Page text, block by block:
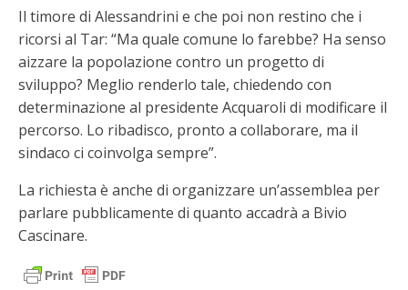
Il timore di Alessandrini e che poi non restino che i
ricorsi al Tar: “Ma quale comune lo farebbe? Ha senso
aizzare la popolazione contro un progetto di
sviluppo? Meglio renderlo tale, chiedendo con
determinazione al presidente Acquaroli di modificare il
percorso. Lo ribadisco, pronto a collaborare, ma il
sindaco ci coinvolga sempre”.
La richiesta è anche di organizzare un’assemblea per
parlare pubblicamente di quanto accadrà a Bivio
Cascinare.